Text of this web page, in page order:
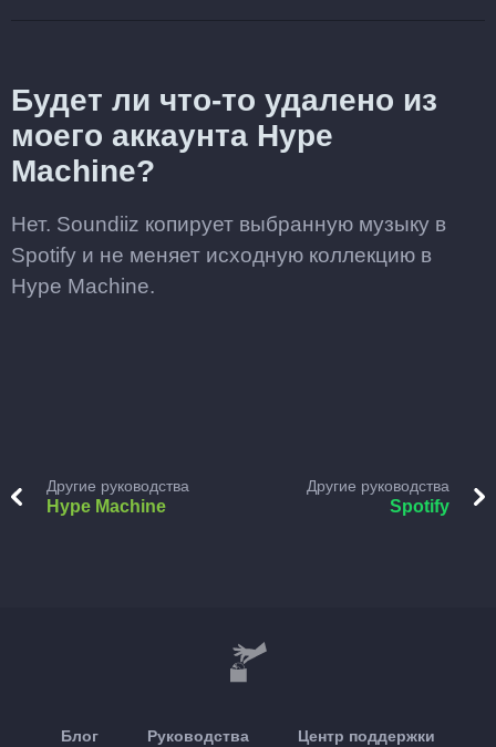
Будет ли что-то удалено из
моего аккаунта Hype
Machine?
Нет. Soundiiz копирует выбранную музыку в
Spotify и не меняет исходную коллекцию в
Hype Machine.
Другие руководства
Hype Machine
Другие руководства
Spotify
Блог Руководства Центр поддержки